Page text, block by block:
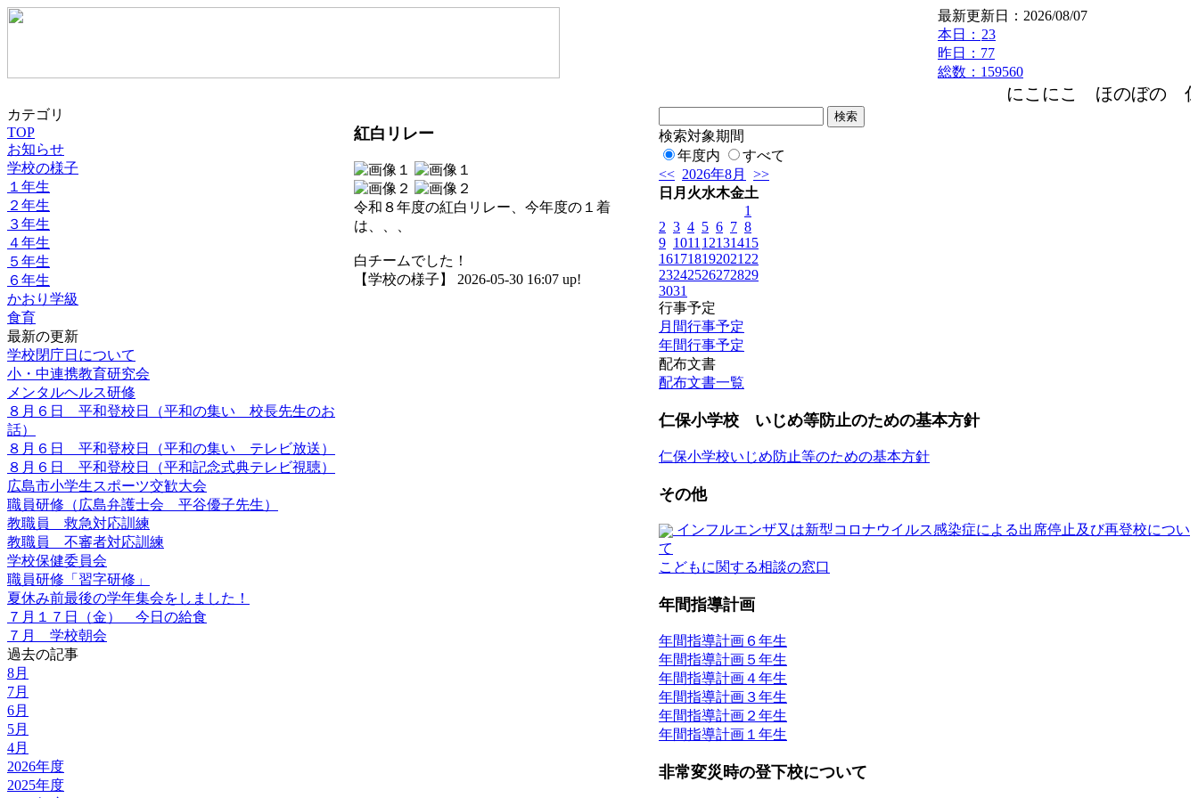
最新更新日：2026/08/07
本日： 23
昨日：77
総数：159560
にこにこ ほのぼの 仁
カテゴリ
TOP
お知らせ
学校の様子
１年生
２年生
３年生
４年生
５年生
６年生
かおり学級
食育
最新の更新
学校閉庁日について
小・中連携教育研究会
メンタルヘルス研修
８月６日 平和登校日（平和の集い 校長先生のお
話）
８月６日 平和登校日（平和の集い テレビ放送）
８月６日 平和登校日（平和記念式典テレビ視聴）
広島市小学生スポーツ交歓大会
職員研修（広島弁護士会 平谷優子先生）
教職員 救急対応訓練
教職員 不審者対応訓練
学校保健委員会
職員研修「習字研修」
夏休み前最後の学年集会をしました！
７月１７日（金） 今日の給食
７月 学校朝会
過去の記事
8月
7月
6月
5月
4月
2026年度
2025年度
紅白リレー
令和８年度の紅白リレー、今年度の１着
は、、、
白チームでした！
【学校の様子】 2026-05-30 16:07 up!
検索対象期間
年度内
すべて
<< 2026年8月
>>
日 月 火水木金土
1
2 3 4 5 6 7 8
9 1011 12131415
161718192021 22
23242526272829
3031
行事予定
月間行事予定
年間行事予定
配布文書
配布文書一覧
仁保小学校 いじめ等防止のための基本方針
仁保小学校いじめ防止等のための基本方針
その他
インフルエンザ又は新型コロナウイルス感染症による出席停止及び再登校につい
て
こどもに関する相談の窓口
年間指導計画
年間指導計画６年生
年間指導計画５年生
年間指導計画４年生
年間指導計画３年生
年間指導計画２年生
年間指導計画１年生
非常変災時の登下校について